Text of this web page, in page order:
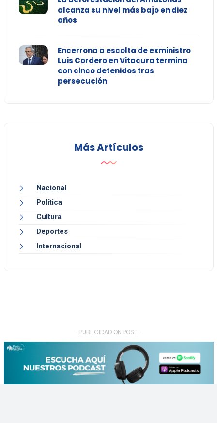
alcanza su nivel más bajo en diez
años
Encerrona a escolta de exministro
Luis Cordero en Vitacura termina
con cinco detenidos tras
persecución
Más Artículos
Nacional
Política
Cultura
Deportes
Internacional
- PUBLICIDAD ON POST -